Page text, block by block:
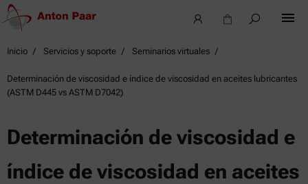
Inicio Servicios y soporte Seminarios virtuales
Determinación de viscosidad e índice de viscosidad en aceites lubricantes
(ASTM D445 vs ASTM D7042)
Determinación de viscosidad e
índice de viscosidad en aceites